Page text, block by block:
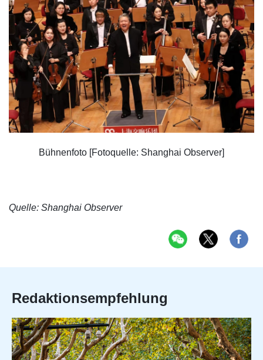
Bühnenfoto [Fotoquelle: Shanghai Observer]
Quelle: Shanghai Observer
Redaktionsempfehlung